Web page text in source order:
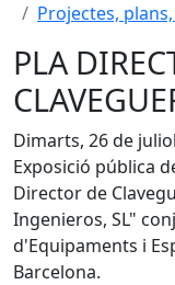
Projectes,
PLA
Dimarts, 26 de
Exposició pública
Director de
Ingenieros, SL"
d'Equipaments i
Barcelona.